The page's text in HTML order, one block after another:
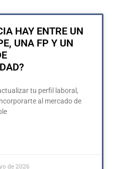
HAY ENTRE UN
UNA FP Y UN
tu perfil laboral,
al mercado de
de 2026